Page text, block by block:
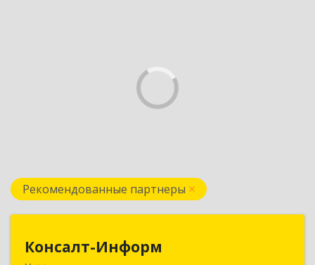
Рекомендованные партнеры
Консалт-Информ